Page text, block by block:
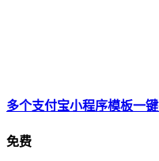
多个支付宝小程序模板一
免费